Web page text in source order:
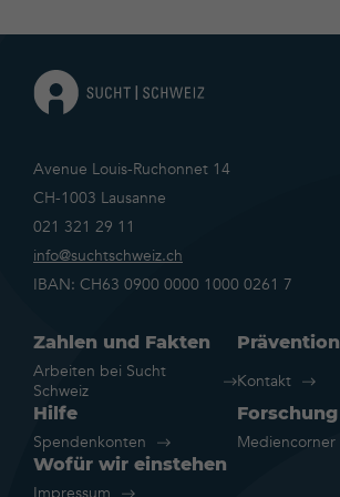
Avenue Louis-Ruchonnet 14
CH-1003 Lausanne
021 321 29 11
info@suchtschweiz.ch
IBAN: CH63 0900 0000 1000 0261 7
Zahlen und Fakten
Arbeiten bei Sucht
Schweiz
Prävention
Kontakt
Hilfe
Spendenkonten
Forschung
Mediencorner
Wofür wir einstehen
Impressum